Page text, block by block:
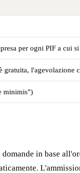
per ogni PIF a cui
gratuita,
minimis")
domande in base